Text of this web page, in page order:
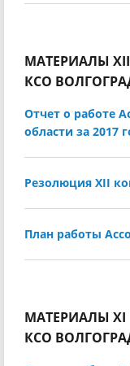
МАТЕРИАЛЫ
КСО
Отчет о работе
области за 2017
Резолюция XII
План работы
МАТЕРИАЛЫ
КСО